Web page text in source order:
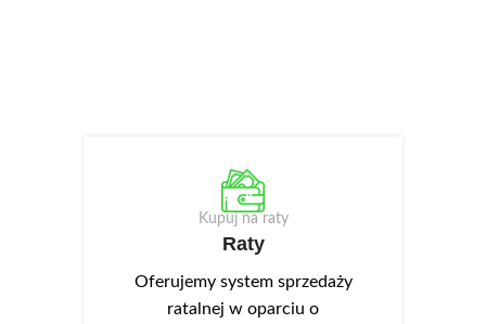
Kupuj na raty
Raty
Oferujemy system sprzedaży
ratalnej w oparciu o